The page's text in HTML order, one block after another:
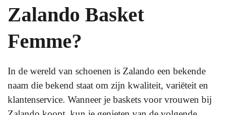
Zalando Basket
Femme?
In de wereld van schoenen is Zalando een bekende
naam die bekend staat om zijn kwaliteit, variëteit en
klantenservice. Wanneer je baskets voor vrouwen bij